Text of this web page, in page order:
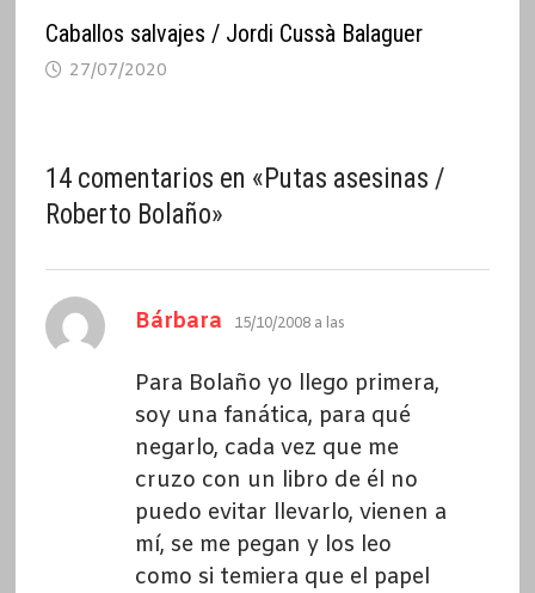
Caballos salvajes / Jordi Cussà Balaguer
27/07/2020
14 comentarios en «Putas asesinas /
Roberto Bolaño»
Bárbara dice:
15/10/2008 a las
Para Bolaño yo llego primera,
soy una fanática, para qué
negarlo, cada vez que me
cruzo con un libro de él no
puedo evitar llevarlo, vienen a
mí, se me pegan y los leo
como si temiera que el papel